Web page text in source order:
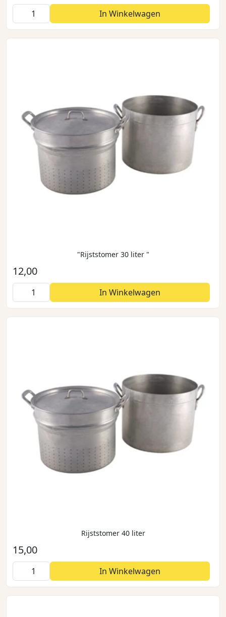
In Winkelwagen
"Rijststomer 30 liter "
12,00
In Winkelwagen
Rijststomer 40 liter
15,00
In Winkelwagen